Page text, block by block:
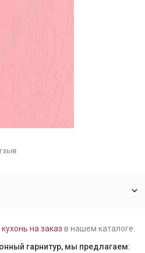
кухонь на заказ в нашем каталоге.
гарнитур, мы предлагаем: